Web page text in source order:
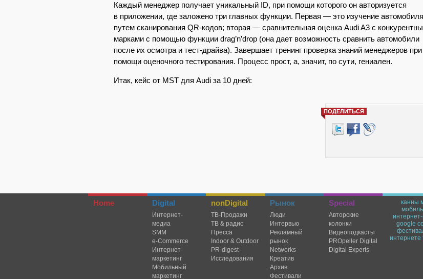
Каждый менеджер получает уникальный ID, при помощи которого он авторизуется
в приложении, где заложено три главных функции. Первая — это изучение автомобиля
путем сканирования QR-кодов; вторая — сравнительная оценка Audi A3 с
марками с помощью функции drag’n’drop (она дает возможность сравнить автомобили
после их осмотра и тест-драйва). Завершает тренинг проверка знаний менеджеров при
помощи оценочного тестирования. Процесс прост, а, значит, по сути, гениален.
Итак, кейс от MST для Audi за 10 дней:
ПОДЕЛИТЬСЯ
Home Digital
Интернет-
медиа
SMM
e-Commerce
Интернет-
маркетинг
Мобильный
маркетинг
nonDigital
TВ-Продажи
ТВ & радио
Пресса
Indoor & Outdoor
PR-digest
Исследования
Рынок
Люди
Интервью
Рекламный
рынок
Networks
Креатив
Архив
Фестивали
Special
Авторские
колонки
Видеоподкасты
PROpeller Digital
Digital Experts
канны
google
интернете